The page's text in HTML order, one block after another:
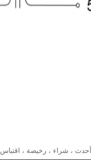
، شراء ، رخيصة ، اقتباس